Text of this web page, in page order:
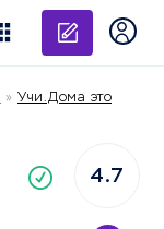
» Учи.Дома это
4.7